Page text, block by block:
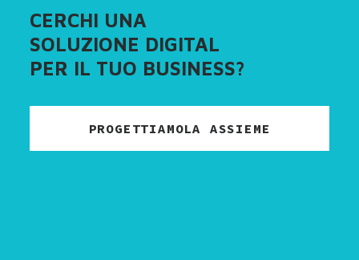
CERCHI UNA
SOLUZIONE DIGITAL
PER IL TUO BUSINESS?
PROGETTIAMOLA ASSIEME